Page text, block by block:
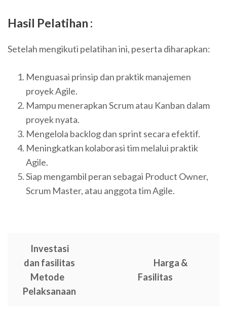
Hasil Pelatihan :
Setelah mengikuti pelatihan ini, peserta diharapkan:
Menguasai prinsip dan praktik manajemen
proyek Agile.
Mampu menerapkan Scrum atau Kanban dalam
proyek nyata.
Mengelola backlog dan sprint secara efektif.
Meningkatkan kolaborasi tim melalui praktik
Agile.
Siap mengambil peran sebagai Product Owner,
Scrum Master, atau anggota tim Agile.
Investasi
dan fasilitas
Metode
Pelaksanaan
Harga &
Fasilitas